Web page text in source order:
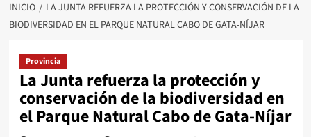
INICIO
LA JUNTA REFUERZA LA PROTECCIÓN Y CONSERVACIÓN DE LA
BIODIVERSIDAD EN EL PARQUE NATURAL CABO DE GATA-NÍJAR
Provincia
La Junta refuerza la protección y
conservación de la biodiversidad en
el Parque Natural Cabo de Gata-Níjar